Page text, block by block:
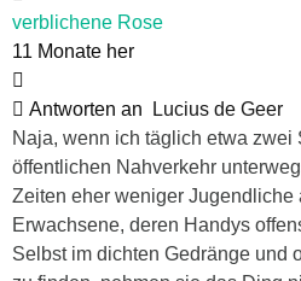
verblichene Rose
11 Monate her
Antworten an
Lucius de Geer
Naja, wenn ich täglich etwa zwei
öffentlichen Nahverkehr
Zeiten eher weniger Jugendliche
Erwachsene, deren Handys
Selbst im dichten Gedränge und